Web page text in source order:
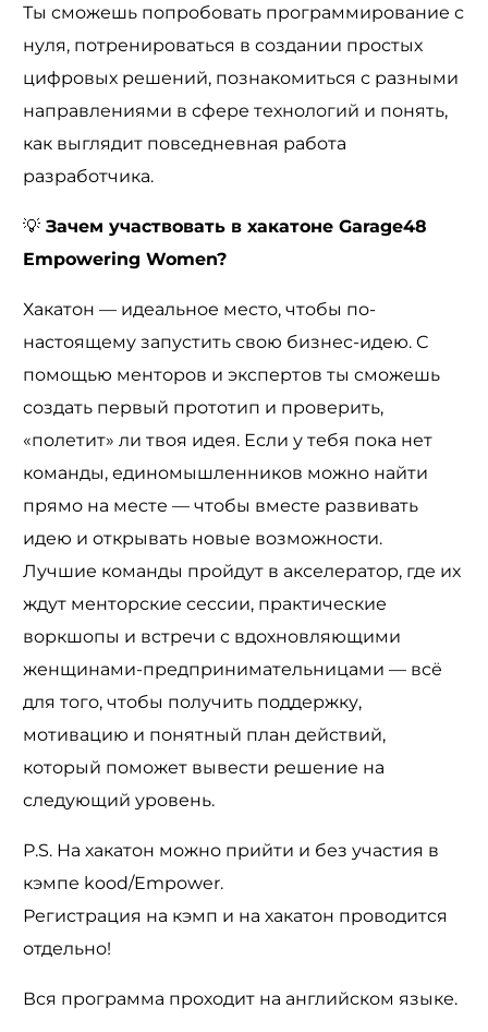
Ты сможешь попробовать программирование с
нуля, потренироваться в создании простых
цифровых решений, познакомиться с разными
направлениями в сфере технологий и понять,
как выглядит повседневная работа
разработчика.
💡 Зачем участвовать в хакатоне Garage48
Empowering Women?
Хакатон — идеальное место, чтобы по-
настоящему запустить свою бизнес-идею. С
помощью менторов и экспертов ты сможешь
создать первый прототип и проверить,
«полетит» ли твоя идея. Если у тебя пока нет
команды, единомышленников можно найти
прямо на месте — чтобы вместе развивать
идею и открывать новые возможности.
Лучшие команды пройдут в акселератор, где их
ждут менторские сессии, практические
воркшопы и встречи с вдохновляющими
женщинами-предпринимательницами — всё
для того, чтобы получить поддержку,
мотивацию и понятный план действий,
который поможет вывести решение на
следующий уровень.
P.S. На хакатон можно прийти и без участия в
кэмпе kood/Empower.
Регистрация на кэмп и на хакатон проводится
отдельно!
Вся программа проходит на английском языке.